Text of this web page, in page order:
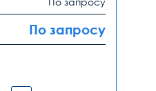
По запросу